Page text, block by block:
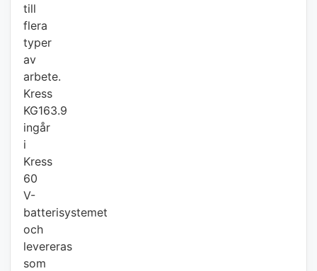
till
flera
typer
av
arbete.
Kress
KG163.9
ingår
i
Kress
60
V-
batterisystemet
och
levereras
som